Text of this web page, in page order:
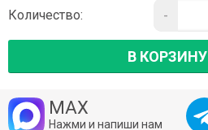
Количество: -
В КОРЗИНУ
MAX
Нажми и напиши нам